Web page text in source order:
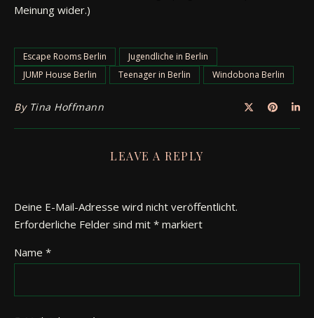
Meinung wider.)
Escape Rooms Berlin
Jugendliche in Berlin
JUMP House Berlin
Teenager in Berlin Windobona Berlin
By Tina Hoffmann
LEAVE A REPLY
Deine E-Mail-Adresse wird nicht veröffentlicht.
Erforderliche Felder sind mit * markiert
Name *